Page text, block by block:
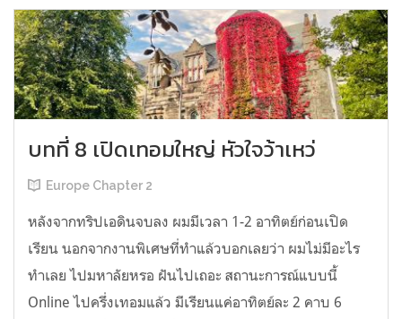
บทที่ 8 เปิดเทอมใหญ่ หัวใจว้าเหว่
Europe Chapter 2
หลังจากทริปเอดินจบลง ผมมีเวลา 1-2 อาทิตย์ก่อนเปิด
เรียน นอกจากงานพิเศษที่ทำแล้วบอกเลยว่า ผมไม่มีอะไร
ทำเลย ไปมหาลัยหรอ ฝันไปเถอะ สถานะการณ์แบบนี้
Online ไปครึ่งเทอมแล้ว มีเรียนแค่อาทิตย์ละ 2 คาบ 6